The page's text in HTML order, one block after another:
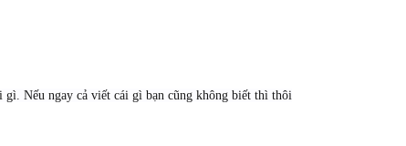
Nếu ngay cả viết cái gì bạn cũng không biết thì thôi